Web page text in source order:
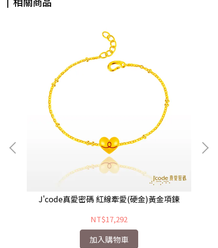
J'code真愛密碼 紅線牽愛(硬金)黃金項鍊
NT$17,292
加入購物車